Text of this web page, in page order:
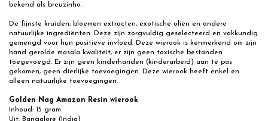
bekend als breuzinho.
De fijnste kruiden, bloemen extracten, exotische oliën en andere
natuurlijke ingrediënten. Deze zijn zorgvuldig geselecteerd en vakkundig
gemengd voor hun positieve invloed. Deze wierook is kenmerkend om zijn
hand gerolde masala kwaliteit, er zijn geen toxische bestanden
toegevoegd. Er zijn geen kinderhanden (kinderarbeid) aan te pas
gekomen, geen dierlijke toevoegingen. Deze wierook heeft enkel en
alleen natuurlijke toevoegingen.
Golden Nag Amazon Resin wierook
Inhoud: 15 gram
Uit: Bangalore (India)